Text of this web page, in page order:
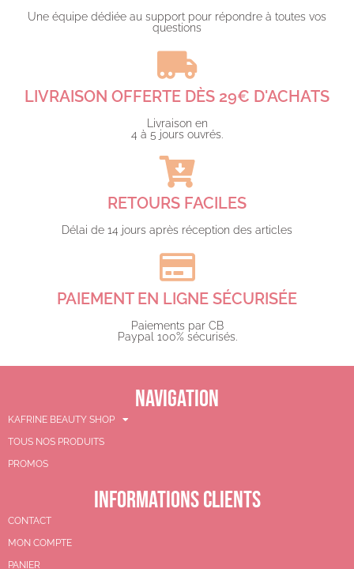
Une équipe dédiée au support pour répondre à toutes vos
questions​
LIVRAISON OFFERTE DÈS 29€ D'ACHATS​
Livraison en
4 à 5 jours ouvrés.​
RETOURS FACILES
Délai de 14 jours après réception des articles
PAIEMENT EN LIGNE SÉCURISÉE
Paiements par CB
Paypal 100% sécurisés.​
NAVIGATION
KAFRINE BEAUTY SHOP
TOUS NOS PRODUITS
PROMOS
INFORMATIONS CLIENTS
CONTACT
MON COMPTE
PANIER